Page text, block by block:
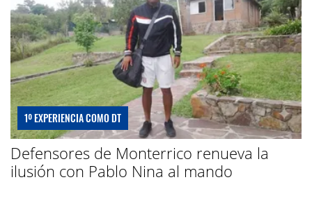
1º EXPERIENCIA COMO DT
Defensores de Monterrico renueva la
ilusión con Pablo Nina al mando